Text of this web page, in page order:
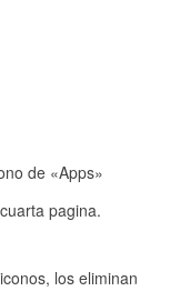
de «Apps»
pagina.
los eliminan